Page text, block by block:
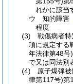
れかに該当
ウ
知的障害
程度
(3)
戦傷病者
項に規定する
年法律第48号)
で又は同法別
(4)
原子爆弾
律第117号)第